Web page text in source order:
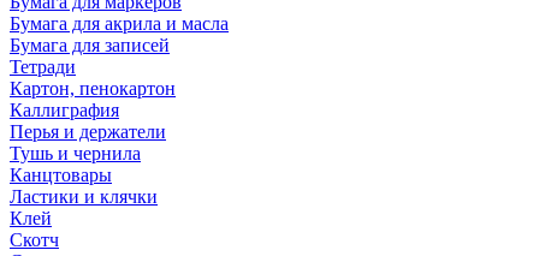
Бумага для акрила и масла
Бумага для записей
Тетради
Картон, пенокартон
Каллиграфия
Перья и держатели
Тушь и чернила
Канцтовары
Ластики и клячки
Клей
Скотч